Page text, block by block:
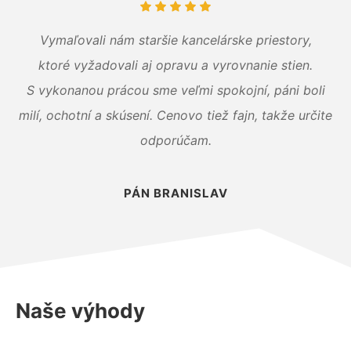
Vymaľovali nám staršie kancelárske priestory,
ktoré vyžadovali aj opravu a vyrovnanie stien.
S vykonanou prácou sme veľmi spokojní, páni boli
milí, ochotní a skúsení. Cenovo tiež fajn, takže určite
odporúčam.
PÁN BRANISLAV
Naše výhody